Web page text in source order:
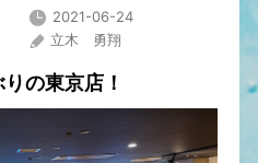
2021-06-24
立木 勇翔
の東京店！